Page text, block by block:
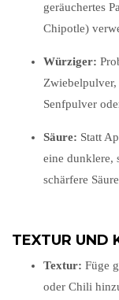
geräuchertes
Chipotle)
Würziger:
Senfpulver
Säure: Statt
eine dunklere,
schärfere
TEXTUR UND
Textur: Füge
oder Chili